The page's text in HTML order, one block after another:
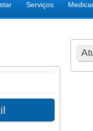
Serviços